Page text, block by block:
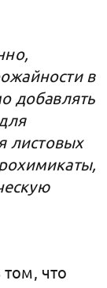
в
добавлять
листовых
том, что